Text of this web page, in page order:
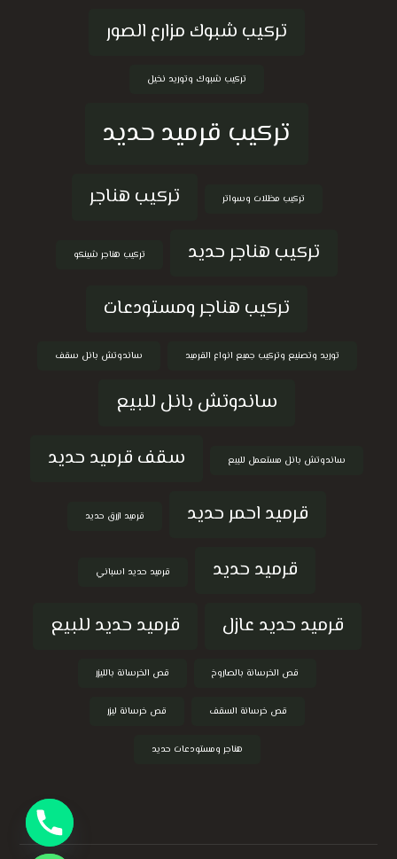
تركيب شبوك مزارع الصور
تركيب شبوك وتوريد نخيل
تركيب قرميد حديد
تركيب مظلات وسواتر
تركيب هناجر
تركيب هناجر حديد
تركيب هناجر شينكو
تركيب هناجر ومستودعات
توريد وتصنيع وتركيب جميع انواع القرميد ساندوتش بانل سقف
ساندوتش بانل للبيع
ساندوتش بانل مستعمل للبيع
سقف قرميد حديد
قرميد احمر حديد
قرميد ازرق حديد
قرميد حديد قرميد حديد اسباني
قرميد حديد عازل قرميد حديد للبيع
قص الخرسانة بالصاروخ قص الخرسانة بالليزر
قص خرسانة السقف قص خرسانة ليزر
هناجر ومستودعات حديد